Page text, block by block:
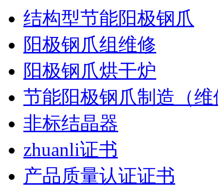
结构型节能阳极钢爪
阳极钢爪组维修
阳极钢爪烘干炉
节能阳极钢爪制造（
非标结晶器
zhuanli证书
产品质量认证证书